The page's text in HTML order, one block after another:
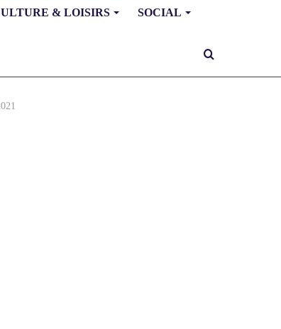
& LOISIRS SOCIAL